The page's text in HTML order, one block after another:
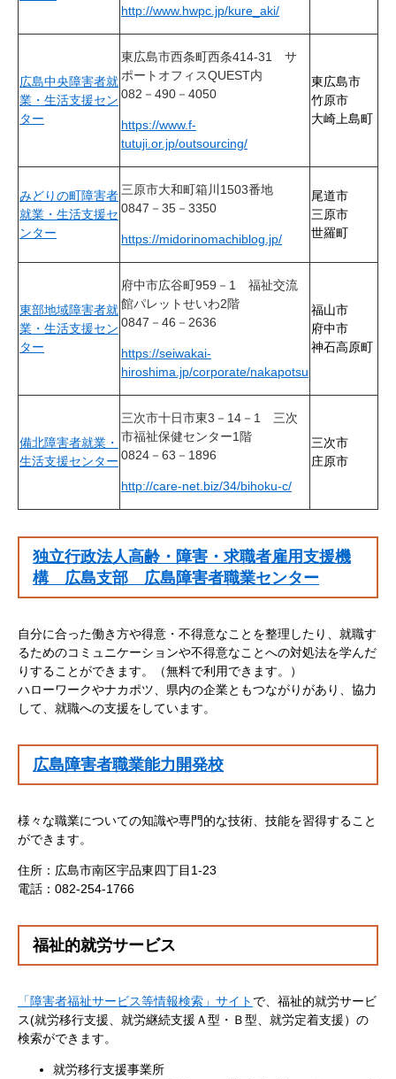
http://www.hwpc.jp/kure_aki/
広島中央障害者就
業・生活支援セン
ター
東広島市西条町西条414-31 サ
ポートオフィスQUEST内
082－490－4050
https://www.f-
tutuji.or.jp/outsourcing/
東広島市
竹原市
大崎上島町
みどりの町障害者
就業・生活支援セ
ンター
三原市大和町箱川1503番地
0847－35－3350
https://midorinomachiblog.jp/​
尾道市
三原市
世羅町
東部地域障害者就
業・生活支援セン
ター
府中市広谷町959－1 福祉交流
館パレットせいわ2階
0847－46－2636
https://seiwakai-
hiroshima.jp/corporate/nakapotsu​
福山市
府中市
神石高原町
備北障害者就業・
生活支援センター
三次市十日市東3－14－1 三次
市福祉保健センター1階
0824－63－1896
http://care-net.biz/34/bihoku-c/
三次市
庄原市
独立行政法人高齢・障害・求職者雇用支援機
構 広島支部 広島障害者職業センター
自分に合った働き方や得意・不得意なことを整理したり、就職す
るためのコミュニケーションや不得意なことへの対処法を学んだ
りすることができます。（無料で利用できます。​）
ハローワークや​ナカポツ、県内の企業ともつながりがあり、協力
して、就職への支援をしています。
広島障害者職業能力開発校
様々な職業についての知識や専門的な技術、技能を習得すること
ができます。
住所：広島市南区宇品東四丁目1-23
電話：082-254-1766
福祉的就労サービス
「障害者福祉サービス等情報検索」サイト で、福祉的就労サービ
ス(就労移行支援、就労継続支援Ａ型・Ｂ型、就労定着支援）の
検索ができます。
就労移行支援事業所